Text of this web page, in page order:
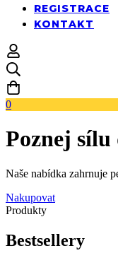
REGISTRACE
KONTAKT
0
Poznej sílu
Naše nabídka zahrnuje
Nakupovat
Produkty
Bestsellery